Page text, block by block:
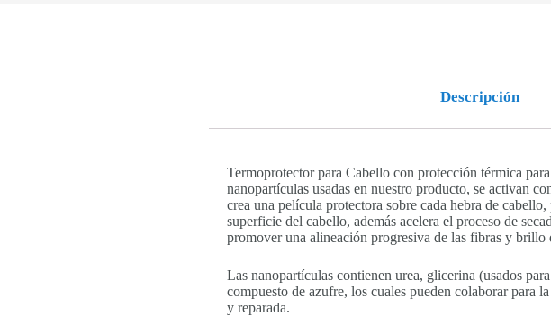
Descripción
Termoprotector para Cabello con protección térmica
nanopartículas usadas en nuestro producto, se activan
crea una película protectora sobre cada hebra de
superficie del cabello, además acelera el proceso de
promover una alineación progresiva de las fibras y
Las nanopartículas contienen urea, glicerina (usados
compuesto de azufre, los cuales pueden colaborar para
y reparada.